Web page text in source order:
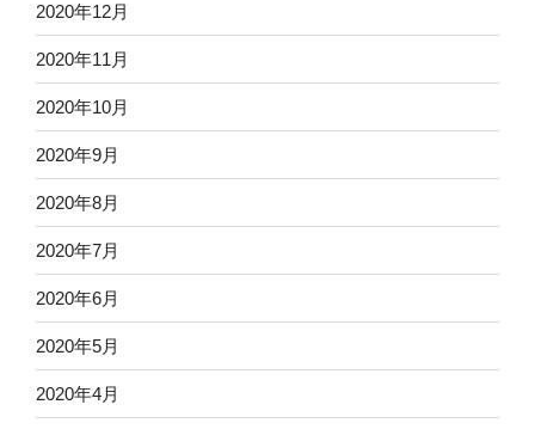
2020年12月
2020年11月
2020年10月
2020年9月
2020年8月
2020年7月
2020年6月
2020年5月
2020年4月